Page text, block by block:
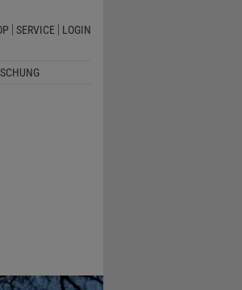
SERVICE LOGIN